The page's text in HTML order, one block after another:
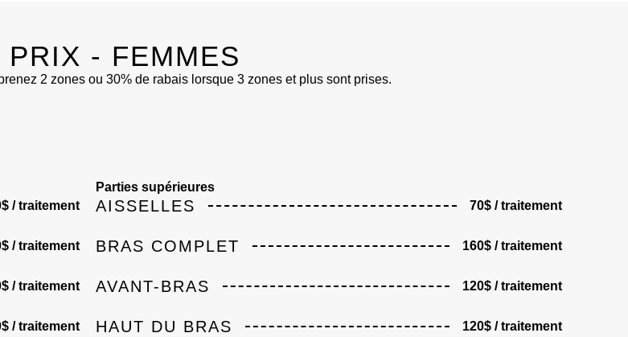
PRIX - FEMMES
2 zones ou 30% de rabais lorsque 3 zones et plus sont prises.
/ traitement
/ traitement
/ traitement
/ traitement
Parties supérieures
AISSELLES 70$ / traitement
BRAS COMPLET 160$ / traitement
AVANT-BRAS 120$ / traitement
HAUT DU BRAS 120$ / traitement